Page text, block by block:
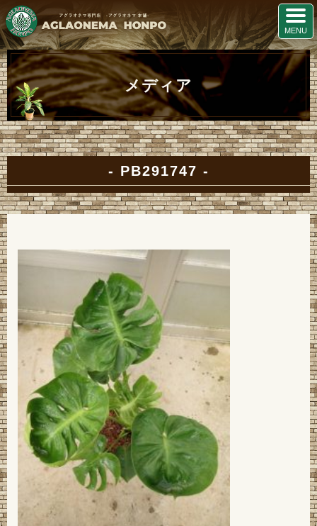
メディア
PB291747